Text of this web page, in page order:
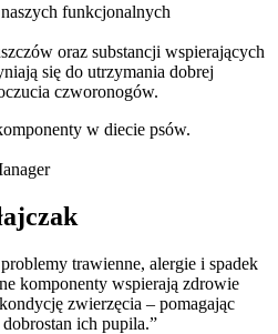
funkcjonalnych
oraz substancji wspierających
się do utrzymania dobrej
czworonogów.
trawienne, alergie i spadek
komponenty wspierają zdrowie
zwierzęcia – pomagając
ich pupila.”